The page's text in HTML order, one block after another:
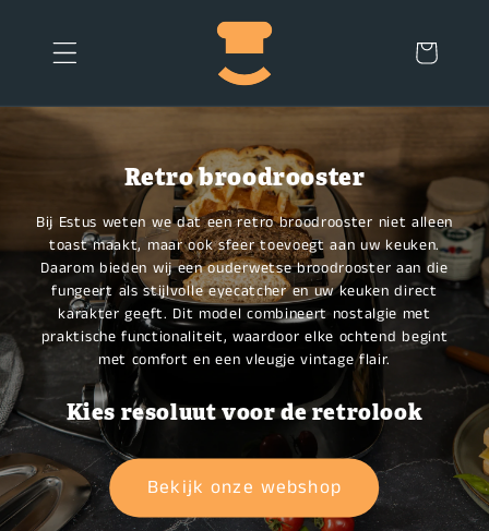
content
Winkelwagen
Retro broodrooster
Bij Estus weten we dat een retro broodrooster niet alleen
toast maakt, maar ook sfeer toevoegt aan uw keuken.
Daarom bieden wij een ouderwetse broodrooster aan die
fungeert als stijlvolle eyecatcher en uw keuken direct
karakter geeft. Dit model combineert nostalgie met
praktische functionaliteit, waardoor elke ochtend begint
met comfort en een vleugje vintage flair.
Kies resoluut voor de retrolook
Bekijk onze webshop